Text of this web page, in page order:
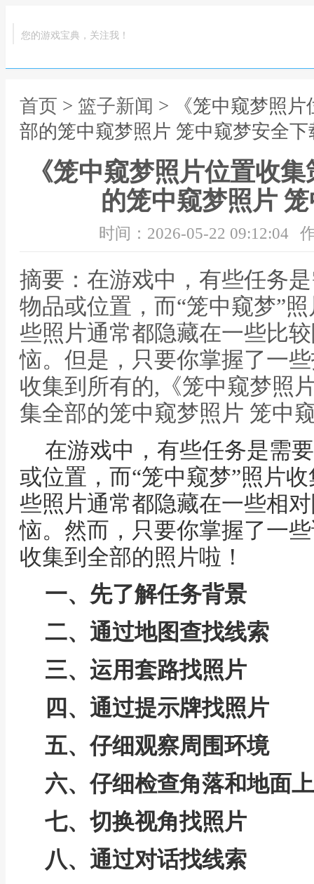
您的游戏宝典，关注我！
首页 > 篮子新闻 > 《笼中窥梦照
部的笼中窥梦照片 笼中窥梦安全下
《笼中窥梦照片位置收
的笼中窥梦照片
时间：2026-05-22 09:12:04
摘要：在游戏中，有些任务
物品或位置，而“笼中窥梦”
些照片通常都隐藏在一些比
恼。但是，只要你掌握了一
收集到所有的,《笼中窥梦照
集全部的笼中窥梦照片 笼中
在游戏中，有些任务是需
或位置，而“笼中窥梦”照片
些照片通常都隐藏在一些相
恼。然而，只要你掌握了一
收集到全部的照片啦！
一、先了解任务背景
二、通过地图查找线索
三、运用套路找照片
四、通过提示牌找照片
五、仔细观察周围环境
六、仔细检查角落和地面
七、切换视角找照片
八、通过对话找线索